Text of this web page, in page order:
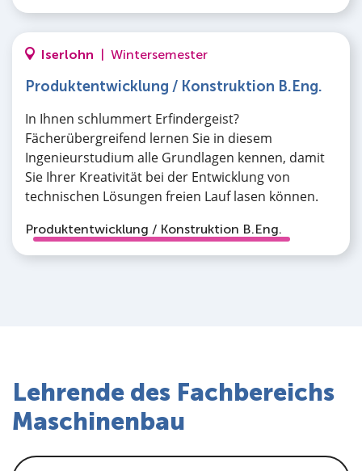
Iserlohn Wintersemester
Produktentwicklung / Konstruktion B.Eng.
In Ihnen schlummert Erfindergeist?
Fächerübergreifend lernen Sie in diesem
Ingenieurstudium alle Grundlagen kennen, damit
Sie Ihrer Kreativität bei der Entwicklung von
technischen Lösungen freien Lauf lasen können.
Produktentwicklung / Konstruktion B.Eng.
Lehrende des Fachbereichs
Maschinenbau